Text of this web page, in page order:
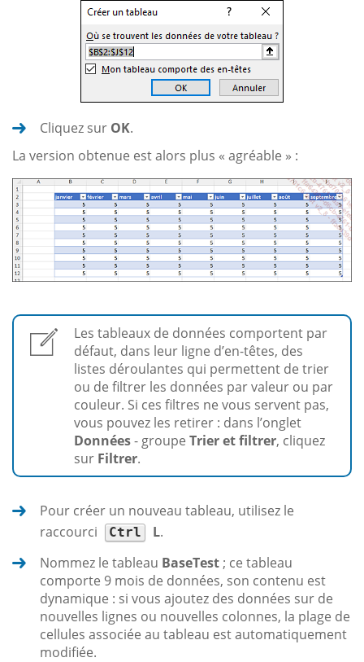
Cliquez sur OK.
La version obtenue est alors plus « agréable » :
Les tableaux de données comportent par
défaut, dans leur ligne d’en-têtes, des
listes déroulantes qui permettent de trier
ou de filtrer les données par valeur ou par
couleur. Si ces filtres ne vous servent pas,
vous pouvez les retirer : dans l’onglet
Données- groupe Trier et filtrer, cliquez
sur Filtrer.
Pour créer un nouveau tableau, utilisez le
raccourci
Ctrl L.
Nommez le tableau BaseTest ; ce tableau
comporte 9 mois de données, son contenu est
dynamique : si vous ajoutez des données sur de
nouvelles lignes ou nouvelles colonnes, la plage de
cellules associée au tableau est automatiquement
modifiée.